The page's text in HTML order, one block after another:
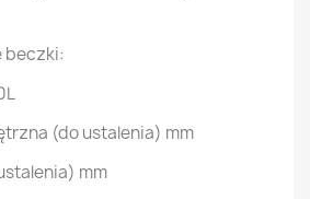
beczki:
(do ustalenia) mm
mm